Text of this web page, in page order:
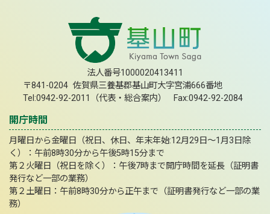
法人番号1000020413411
〒841-0204 佐賀県三養基郡基山町大字宮浦666番地
Tel:0942-92-2011（代表・総合案内） Fax:0942-92-2084
開庁時間
月曜日から金曜日（祝日、休日、年末年始:12月29日～1月3日除
く）：午前8時30分から午後5時15分まで
第２火曜日（祝日を除く）：午後7時まで開庁時間を延長（証明書
発行など一部の業務）
第２土曜日：午前8時30分から正午まで（証明書発行など一部の業
務）